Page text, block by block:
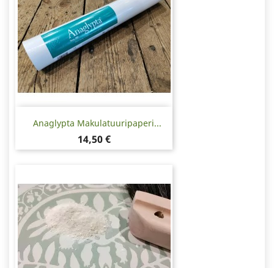
Anaglypta Makulatuuripaperi...
Hinta
14,50 €